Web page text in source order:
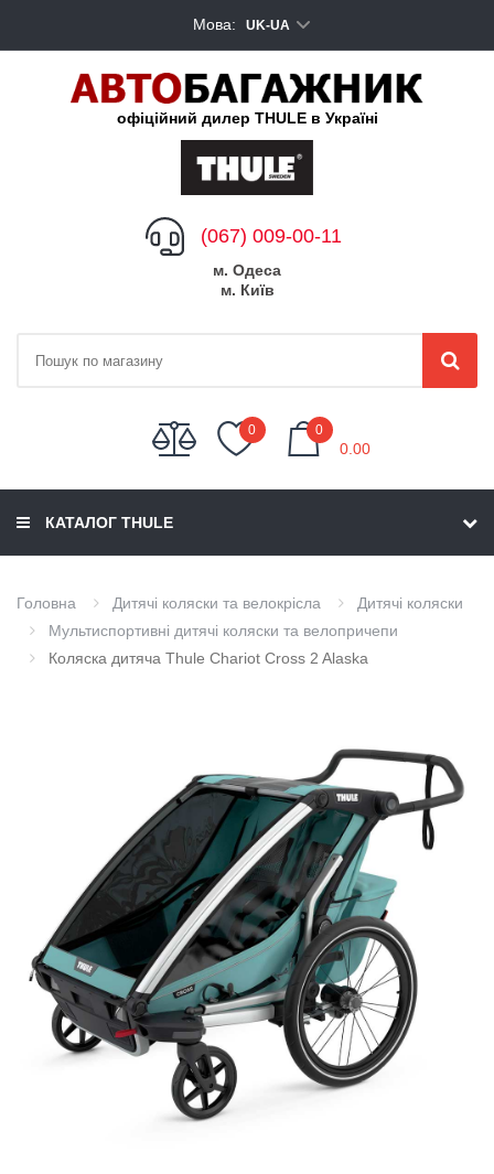
Мова: UK-UA
офіційний дилер THULE в Україні
(067) 009-00-11
м. Одеса
м. Київ
0 0
0.00
КАТАЛОГ THULE
Головна Дитячі коляски та велокрісла
Дитячі коляски
Мультиспортивні дитячі коляски та велопричепи
Коляска дитяча Thule Chariot Cross 2 Alaska